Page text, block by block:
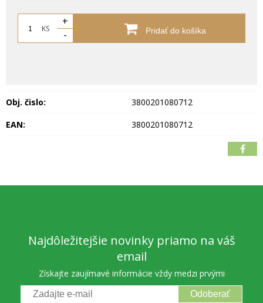
KS
+
-
Pridať do košíka
Obj. čislo:
3800201080712
EAN:
3800201080712
Najdôležitejšie novinky priamo na váš
email
Získajte zaujímavé informácie vždy medzi prvými
Odoberať